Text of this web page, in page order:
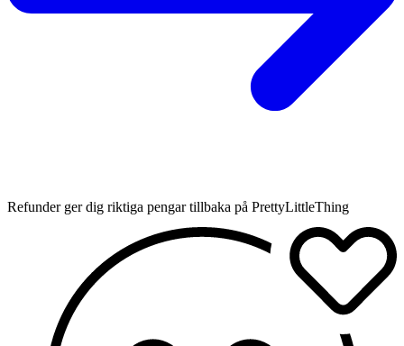
Refunder ger dig riktiga pengar tillbaka på PrettyLittleThing